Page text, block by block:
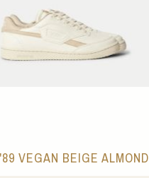
VEGAN BEIGE ALMOND